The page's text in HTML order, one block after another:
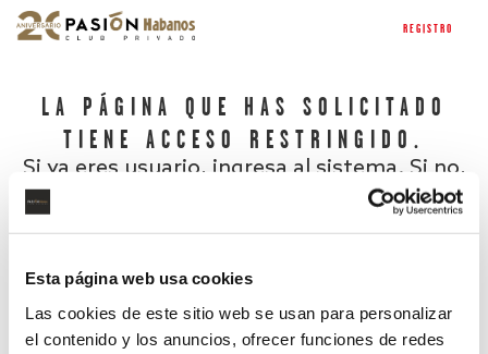
Esta página web usa cookies
Las cookies de este sitio web se usan para personalizar
el contenido y los anuncios, ofrecer funciones de redes
REGISTRO
LA PÁGINA QUE HAS SOLICITADO
TIENE ACCESO RESTRINGIDO.
Si ya eres usuario, ingresa al sistema. Si no,